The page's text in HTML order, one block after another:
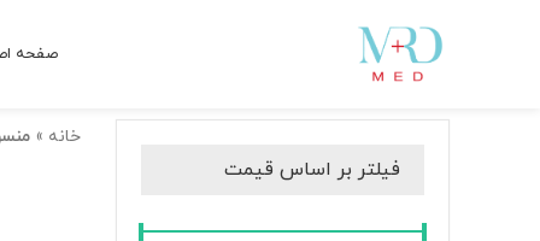
صفحه
فیلتر بر اساس قیمت
خانه »